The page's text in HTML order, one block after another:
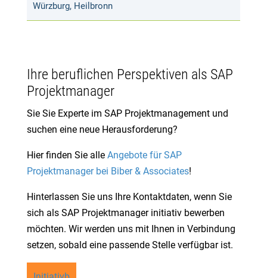
Würzburg, Heilbronn
Ihre beruflichen Perspektiven als SAP
Projektmanager
Sie Sie Experte im SAP Projektmanagement und
suchen eine neue Herausforderung?
Hier finden Sie alle Angebote für SAP
Projektmanager bei Biber & Associates!
Hinterlassen Sie uns Ihre Kontaktdaten, wenn Sie
sich als SAP Projektmanager initiativ bewerben
möchten. Wir werden uns mit Ihnen in Verbindung
setzen, sobald eine passende Stelle verfügbar ist.